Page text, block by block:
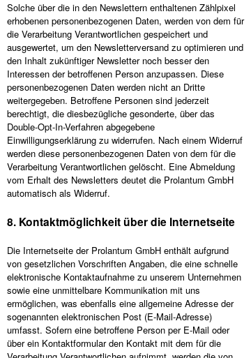
Solche über die in den Newslettern enthaltenen Zählpixel
erhobenen personenbezogenen Daten, werden von dem für
die Verarbeitung Verantwortlichen gespeichert und
ausgewertet, um den Newsletterversand zu optimieren und
den Inhalt zukünftiger Newsletter noch besser den
Interessen der betroffenen Person anzupassen. Diese
personenbezogenen Daten werden nicht an Dritte
weitergegeben. Betroffene Personen sind jederzeit
berechtigt, die diesbezügliche gesonderte, über das
Double-Opt-In-Verfahren abgegebene
Einwilligungserklärung zu widerrufen. Nach einem Widerruf
werden diese personenbezogenen Daten von dem für die
Verarbeitung Verantwortlichen gelöscht. Eine Abmeldung
vom Erhalt des Newsletters deutet die Prolantum GmbH
automatisch als Widerruf.
8. Kontaktmöglichkeit über die Internetseite
Die Internetseite der Prolantum GmbH enthält aufgrund
von gesetzlichen Vorschriften Angaben, die eine schnelle
elektronische Kontaktaufnahme zu unserem Unternehmen
sowie eine unmittelbare Kommunikation mit uns
ermöglichen, was ebenfalls eine allgemeine Adresse der
sogenannten elektronischen Post (E-Mail-Adresse)
umfasst. Sofern eine betroffene Person per E-Mail oder
über ein Kontaktformular den Kontakt mit dem für die